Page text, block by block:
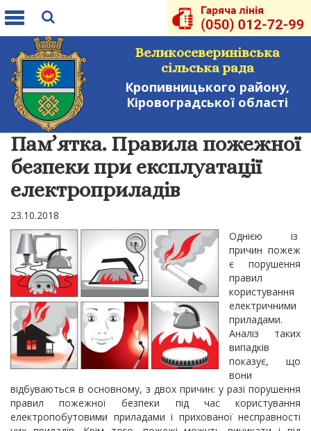
Toggle
Великосеверинівська
сільська рада
Кропивницького району,
Кіровоградської області
Пам’ятка. Правила пожежної
безпеки при експлуатації
електроприладів
23.10.2018
Однією із
причин пожеж
є порушення
правил
користування
електричними
приладами.
Аналіз таких
випадків
показує, що
вони
відбуваються в основному, з двох причин: у разі порушення
правил пожежної безпеки під час користування
електропобутовими приладами і прихованої несправності